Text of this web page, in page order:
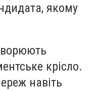
якому
крісло.
навіть